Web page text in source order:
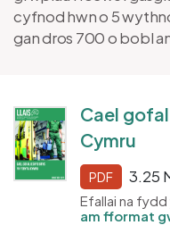
cyfnod hwn o 5
gan dros 700 o bobl
Cael
Cymru
PDF 3.25
Efallai na fydd
am fformat